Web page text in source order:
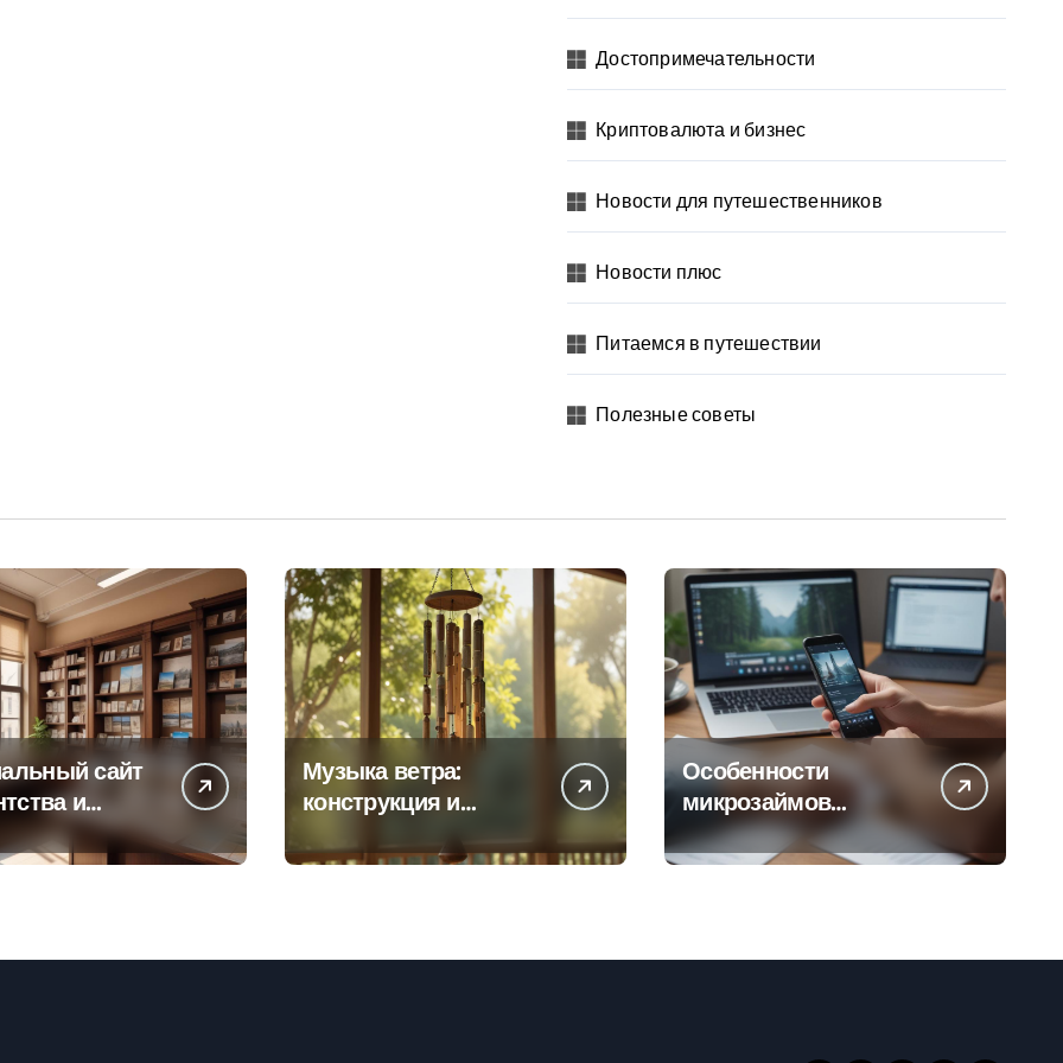
Достопримечательности
Криптовалюта и бизнес
Новости для путешественников
Новости плюс
Питаемся в путешествии
Полезные советы
сайт
и
офисов
по регионам
Музыка ветра:
конструкция и
звучания
Особенности
микрозаймов
онлайн: условия,
процентные ставки и